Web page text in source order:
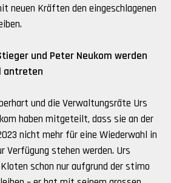
neuen Kräften den eingeschlagenen
und Peter Neukom werden
antreten
und die Verwaltungsräte Urs
haben mitgeteilt, dass sie an der
nicht mehr für eine Wiederwahl in
Verfügung stehen werden. Urs
schon nur aufgrund der stimo